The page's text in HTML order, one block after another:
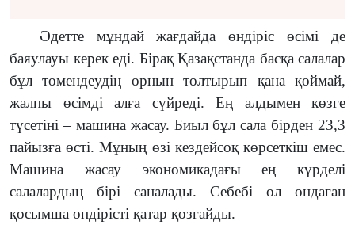
Әдетте мұндай жағдайда өндіріс өсімі де
баяулауы керек еді. Бірақ Қазақстанда басқа салалар
бұл төмендеудің орнын толтырып қана қоймай,
жалпы өсімді алға сүйреді. Ең алдымен көзге
түсетіні – машина жасау. Биыл бұл сала бірден 23,3
пайызға өсті. Мұның өзі кездейсоқ көрсеткіш емес.
Машина жасау экономикадағы ең күрделі
салалардың бірі саналады. Себебі ол ондаған
қосымша өндірісті қатар қозғайды.